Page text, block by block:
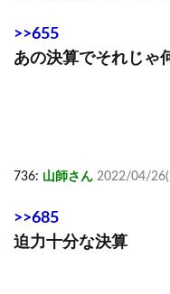
>>655
あの決算でそれじゃ
736: 山師さん 2022/04/
>>685
迫力十分な決算